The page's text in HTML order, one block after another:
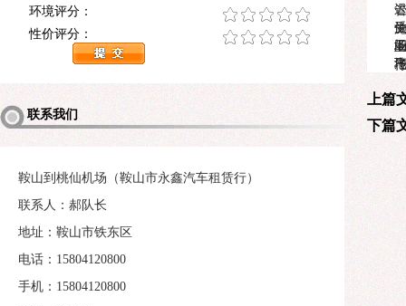
环境评分：
性价评分：
联系我们
鞍山到桃仙机场（鞍山市永鑫汽车租赁行）
联系人：郝队长
地址：鞍山市铁东区
电话：15804120800
手机：15804120800
上篇
下篇